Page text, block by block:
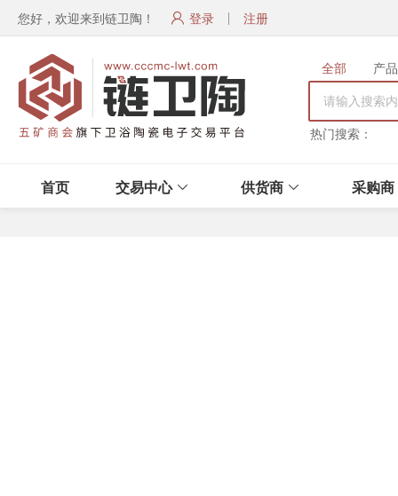
您好，欢迎来到链卫陶！ 登录 注册
全部 产品
热门搜索：
首页 交易中心 供货商 采购商